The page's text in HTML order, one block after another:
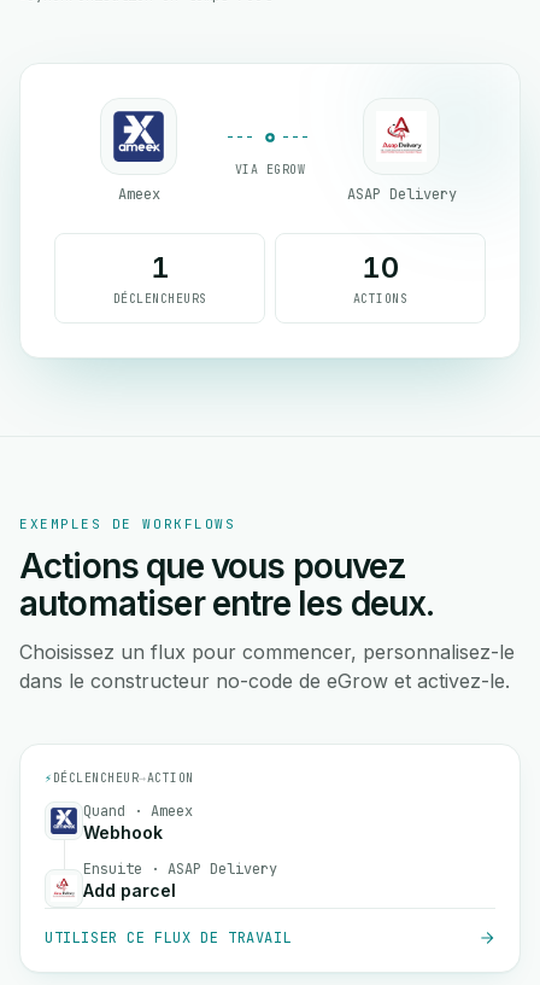
Ameex
VIA EGROW
ASAP Delivery
1
DÉCLENCHEURS
10
ACTIONS
EXEMPLES DE WORKFLOWS
Actions que vous pouvez
automatiser entre les deux.
Choisissez un flux pour commencer, personnalisez-le
dans le constructeur no-code de eGrow et activez-le.
⚡ DÉCLENCHEUR→ACTION
Quand · Ameex
Webhook
Ensuite · ASAP Delivery
Add parcel
UTILISER CE FLUX DE TRAVAIL